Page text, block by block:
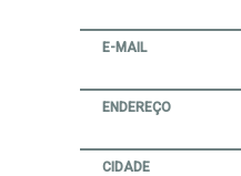
E-MAIL
ENDEREÇO
CIDADE